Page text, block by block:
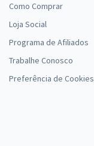
Como Comprar
Loja Social
Programa de Afiliados
Trabalhe Conosco
Preferência de Cookies